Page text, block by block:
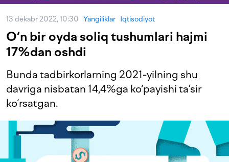
13 dekabr 2022, 10:30 Yangiliklar Iqtisodiyot
O‘n bir oyda soliq tushumlari hajmi
17%dan oshdi
Bunda tadbirkorlarning 2021-yilning shu
davriga nisbatan 14,4%ga ko‘payishi ta’sir
ko‘rsatgan.